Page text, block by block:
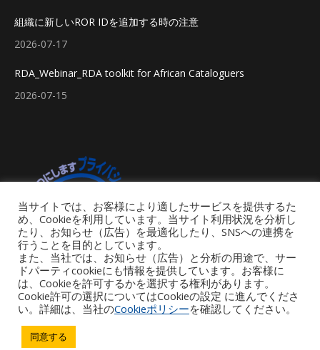
組織に新しいROR IDを追加する時の注意
2026-07-17
RDA_Webinar_RDA toolkit for African Cataloguers
2026-07-15
Copyright © 2026 iGroup Japan. All rights reserved. Powered by iGroup
当サイトでは、お客様により適したサービスを提供するた
め、Cookieを利用しています。当サイト利用状況を分析し
たり、お知らせ（広告）を最適化したり、SNSへの連携を
行うことを目的としています。
また、当社では、お知らせ（広告）と分析の用途で、サー
ドパーティcookieにも情報を提供しています。お客様に
は、Cookieを許可するかを選択する権利があります。
Cookie許可の選択についてはCookieの設定 に進んでくださ
い。詳細は、当社のCookieポリシーを確認してください。
同意する